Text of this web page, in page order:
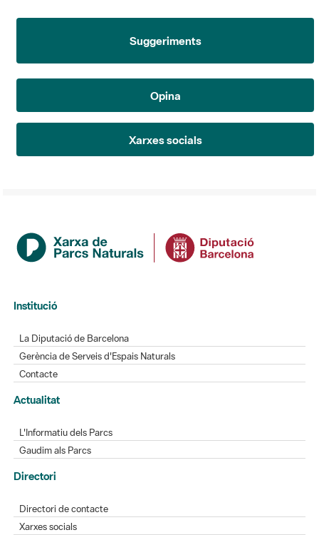
Suggeriments
Opina
Xarxes socials
Institució
La Diputació de Barcelona
Gerència de Serveis d'Espais Naturals
Contacte
Actualitat
L'Informatiu dels Parcs
Gaudim als Parcs
Directori
Directori de contacte
Xarxes socials